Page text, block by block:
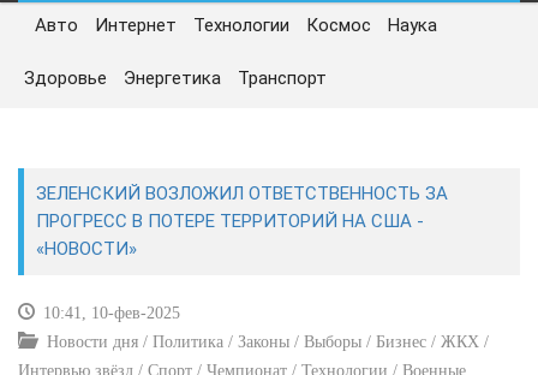
ГЛАВНАЯ
СЕГОДНЯ
ЭКОНОМИКА
СПОРТ
Авто Интернет Технологии Космос Наука
Здоровье Энергетика Транспорт
ЗЕЛЕНСКИЙ ВОЗЛОЖИЛ ОТВЕТСТВЕННОСТЬ ЗА
ПРОГРЕСС В ПОТЕРЕ ТЕРРИТОРИЙ НА США -
«НОВОСТИ»
10:41, 10-фев-2025
Новости дня / Политика / Законы / Выборы / Бизнес / ЖКХ /
Интервью звёзд / Спорт / Чемпионат / Технологии / Военные